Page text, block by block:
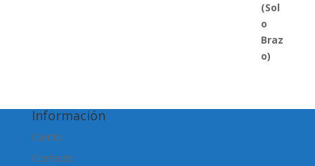
Información
Carrito
Contacto